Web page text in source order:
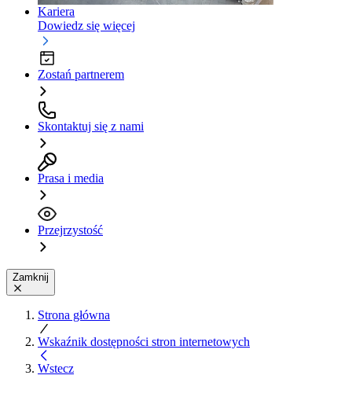
Kariera
Dowiedz się więcej
Zostań partnerem
Skontaktuj się z nami
Prasa i media
Przejrzystość
Zamknij
Strona główna
Wskaźnik dostępności stron internetowych
Wstecz